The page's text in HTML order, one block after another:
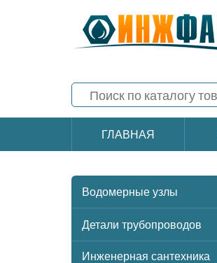
ГЛАВНАЯ
Водомерные узлы
Детали трубопроводов
Инженерная сантехника